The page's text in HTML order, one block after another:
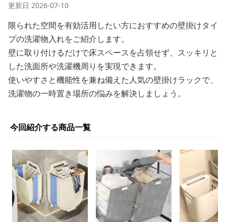
更新日 2026-07-10
限られた空間を有効活用したい方におすすめの壁掛けタイ
プの洗濯物入れをご紹介します。
壁に取り付けるだけで床スペースを占領せず、スッキリと
した洗面所や洗濯機周りを実現できます。
使いやすさと機能性を兼ね備えた人気の壁掛けラックで、
洗濯物の一時置き場所の悩みを解決しましょう。
今回紹介する商品一覧